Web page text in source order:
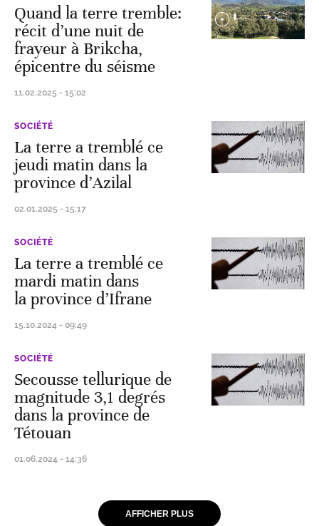
Quand la terre tremble:
récit d’une nuit de
frayeur à Brikcha,
épicentre du séisme
11.02.2025 - 15:02
SOCIÉTÉ
La terre a tremblé ce
jeudi matin dans la
province d’Azilal
02.01.2025 - 15:17
SOCIÉTÉ
La terre a tremblé ce
mardi matin dans
la province d’Ifrane
15.10.2024 - 09:49
SOCIÉTÉ
Secousse tellurique de
magnitude 3,1 degrés
dans la province de
Tétouan
01.06.2024 - 14:36
AFFICHER PLUS